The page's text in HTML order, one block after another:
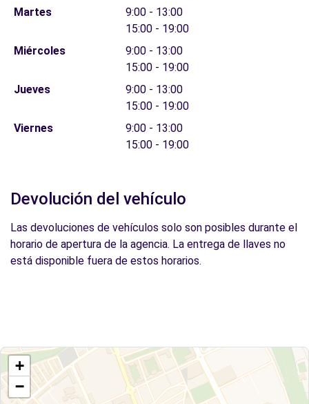
Martes
9:00 - 13:00
15:00 - 19:00
Miércoles
9:00 - 13:00
15:00 - 19:00
Jueves
9:00 - 13:00
15:00 - 19:00
Viernes
9:00 - 13:00
15:00 - 19:00
Devolución del vehículo
Las devoluciones de vehículos solo son posibles durante el
horario de apertura de la agencia. La entrega de llaves no
está disponible fuera de estos horarios.
+
−